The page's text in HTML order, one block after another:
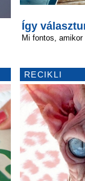
Így
Mi fontos,
RECIKLI